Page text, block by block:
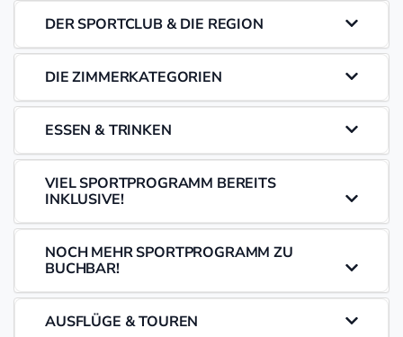
DER SPORTCLUB & DIE REGION
DIE ZIMMERKATEGORIEN
ESSEN & TRINKEN
VIEL SPORTPROGRAMM BEREITS
INKLUSIVE!
NOCH MEHR SPORTPROGRAMM ZU
BUCHBAR!
AUSFLÜGE & TOUREN